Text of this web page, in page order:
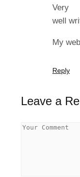
Very
well
My
Reply
Leave a